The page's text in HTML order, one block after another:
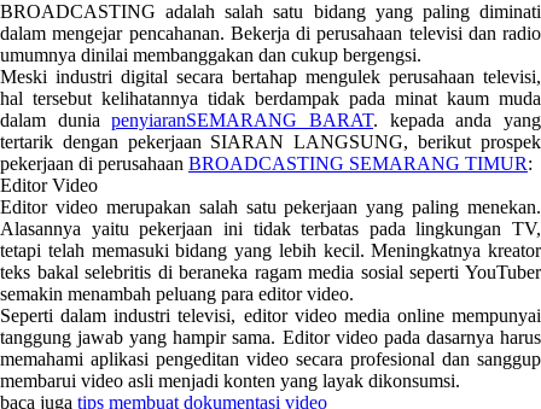
BROADCASTING adalah salah satu bidang yang paling diminati
dalam mengejar pencahanan. Bekerja di perusahaan televisi dan radio
umumnya dinilai membanggakan dan cukup bergengsi.
Meski industri digital secara bertahap mengulek perusahaan televisi,
hal tersebut kelihatannya tidak berdampak pada minat kaum muda
dalam duniapenyiaranSEMARANG BARAT. kepada anda yang
tertarik dengan pekerjaan SIARAN LANGSUNG, berikut prospek
pekerjaan di perusahaan BROADCASTING SEMARANG TIMUR:
Editor Video
Editor video merupakan salah satu pekerjaan yang paling menekan.
Alasannya yaitu pekerjaan ini tidak terbatas pada lingkungan TV,
tetapi telah memasuki bidang yang lebih kecil. Meningkatnya kreator
teks bakal selebritis di beraneka ragam media sosial seperti YouTuber
semakin menambah peluang para editor video.
Seperti dalam industri televisi, editor video media online mempunyai
tanggung jawab yang hampir sama. Editor video pada dasarnya harus
memahami aplikasi pengeditan video secara profesional dan sanggup
membarui video asli menjadi konten yang layak dikonsumsi.
baca juga tips membuat dokumentasi video